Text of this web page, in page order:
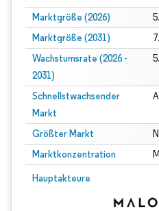
Marktgröße (2026)
Marktgröße (2031)
Wachstumsrate (2026 -
2031)
Schnellstwachsender
Markt
Größter Markt
Marktkonzentration
Hauptakteure
Bild © Mordor Intelligence.